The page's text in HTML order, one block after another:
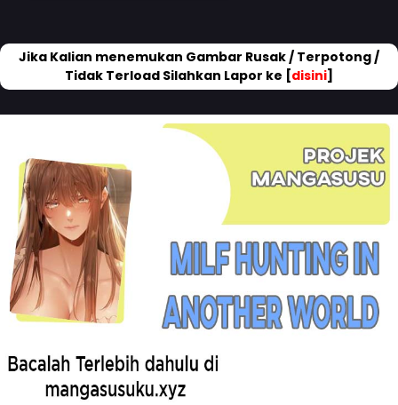
Jika Kalian menemukan Gambar Rusak / Terpotong /
Tidak Terload Silahkan Lapor ke [disini]